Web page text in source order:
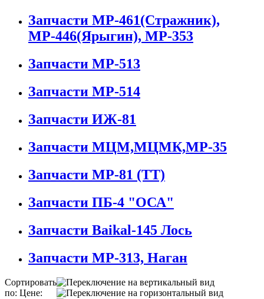
Запчасти МР-461(Стражник),
МР-446(Ярыгин), МР-353
Запчасти МР-513
Запчасти МР-514
Запчасти ИЖ-81
Запчасти МЦМ,МЦМК,МР-35
Запчасти МР-81 (ТТ)
Запчасти ПБ-4 "ОСА"
Запчасти Baikal-145 Лось
Запчасти МР-313, Наган
Сортировать
по: Цене: